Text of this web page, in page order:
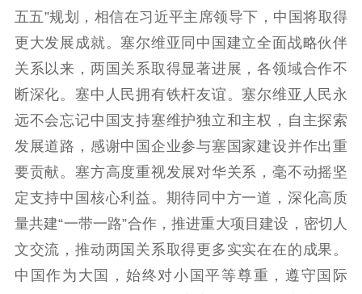
五五”规划，相信在习近平主席领导下，中国将取得
更大发展成就。塞尔维亚同中国建立全面战略伙伴
关系以来，两国关系取得显著进展，各领域合作不
断深化。塞中人民拥有铁杆友谊。塞尔维亚人民永
远不会忘记中国支持塞维护独立和主权，自主探索
发展道路，感谢中国企业参与塞国家建设并作出重
要贡献。塞方高度重视发展对华关系，毫不动摇坚
定支持中国核心利益。期待同中方一道，深化高质
量共建“一带一路”合作，推进重大项目建设，密切人
文交流，推动两国关系取得更多实实在在的成果。
中国作为大国，始终对小国平等尊重，遵守国际